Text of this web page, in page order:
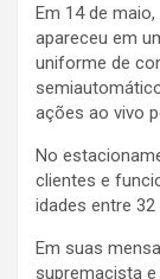
Em 14 de
apareceu em
uniforme de
ações ao vivo
No
clientes e
idades entre
Em suas
supremacista